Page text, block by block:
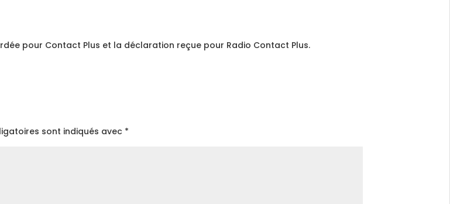
pour Contact Plus et la déclaration reçue pour Radio Contact Plus.
sont indiqués avec *